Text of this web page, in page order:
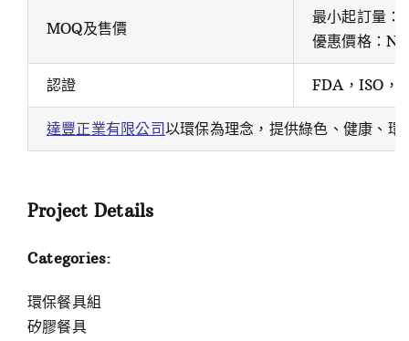
MOQ及售價
最小起訂量
優惠價格：
認證 FDA，ISO，
達豐正業有限公司以環保為理念，提供綠色、健康、
Project Details
Categories:
環保餐具組
矽膠餐具